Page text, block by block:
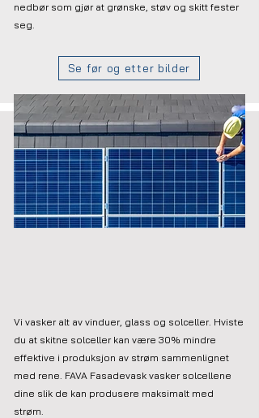
nedbør som gjør at grønske, støv og skitt fester
seg.
Se før og etter bilder
Vindu, glass og solceller
Vi vasker alt av vinduer, glass og solceller. Hviste
du at skitne solceller kan være 30% mindre
effektive i produksjon av strøm sammenlignet
med rene. FAVA Fasadevask vasker solcellene
dine slik de kan produsere maksimalt med
strøm.